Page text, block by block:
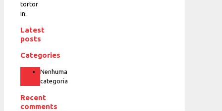
tortor
in.
Latest
posts
Categories
Nenhuma
categoria
Recent
comments